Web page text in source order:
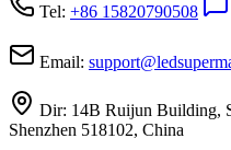
Tel: +86 15820790508
Email: support@
Dir: 14B Ruijun Building,
Shenzhen 518102, China